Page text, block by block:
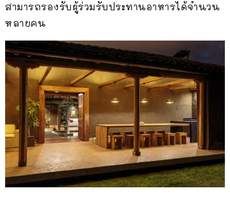
สามารถรองรับผู้ร่วมรับประทานอาหารได้จำนวน
หลายคน